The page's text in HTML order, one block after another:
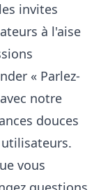
invites
à l'aise
« Parlez-
notre
douces
vous